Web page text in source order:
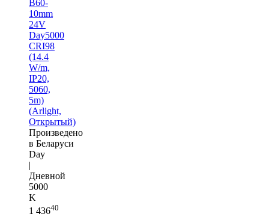
B60-
10mm
24V
Day5000
CRI98
(14.4
W/m,
IP20,
5060,
5m)
(Arlight,
Открытый)
Произведено
в Беларуси
Day
|
Дневной
5000
K
1 43640